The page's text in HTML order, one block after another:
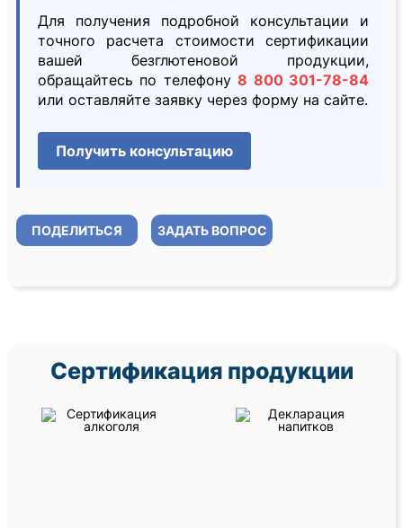
Для получения подробной консультации и
точного расчета стоимости сертификации
вашей безглютеновой продукции,
обращайтесь по телефону8 800 301-78-84
или оставляйте заявку через форму на сайте.
Получить консультацию
ПОДЕЛИТЬСЯ ЗАДАТЬ ВОПРОС
Сертификация продукции